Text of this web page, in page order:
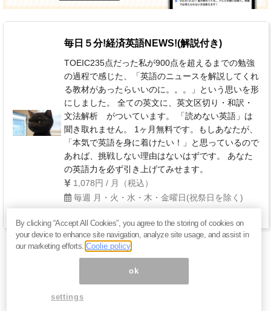
毎日５分!経済英語NEWS!(解説付き)
TOEIC235点だった私が900点を超えるまでの勉強
の過程で感じた、「英語のニュースを解説してくれ
る教材があったらいいのに。。。」という思いを形
にしました。 全ての英文に、英文区切り・和訳・
文法解析 がついています。 「読めない英語」は
聞き取れません。 1ヶ月無料です。もしあなたが、
「本気で英語を身に着けたい！」と思っているので
あれば、挑戦しない理由はないはずです。 あなた
の英語力を必ず引き上げてみせます。
1,078円 / 月（税込）
毎週 月・火・水・木・金曜日(祝祭日を除く)
By clicking “Accept All Cookies”, you agree to the storing of cookies on
your device to enhance site navigation, analyze site usage, and assist in
our marketing efforts.Coolie policy
ok
settings